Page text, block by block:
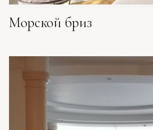
Морской бриз